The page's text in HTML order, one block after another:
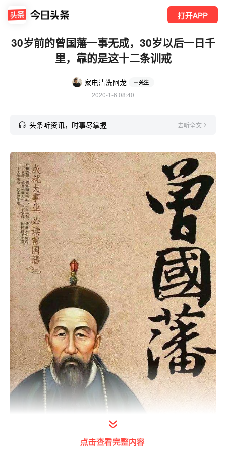
打开APP
30岁前的曾国藩一事无成，30岁以后一日千
里，靠的是这十二条训戒
家电清洗阿龙 关注
2020-1-6 08:40
头条听资讯，时事尽掌握 去听全文
点击查看完整内容